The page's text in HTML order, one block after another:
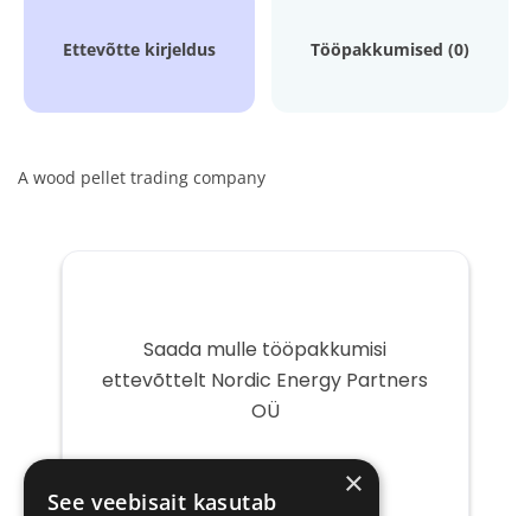
Ettevõtte kirjeldus Tööpakkumised (0)
A wood pellet trading company
Saada mulle tööpakkumisi
ettevõttelt Nordic Energy Partners
OÜ
post
×
See veebisait kasutab